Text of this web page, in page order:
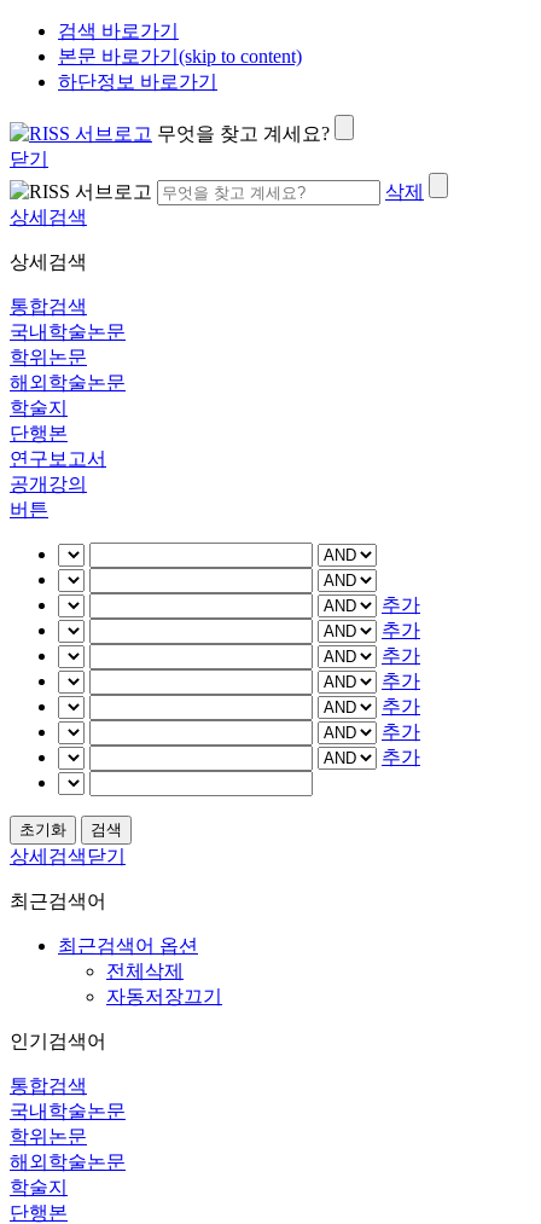
검색 바로가기
본문 바로가기(skip to content)
하단정보 바로가기
무엇을 찾고 계세요?
닫기
삭제
상세검색
상세검색
통합검색
국내학술논문
학위논문
해외학술논문
학술지
단행본
연구보고서
공개강의
버튼
추가
추가
추가
추가
추가
추가
추가
상세검색닫기
최근검색어
최근검색어 옵션
전체삭제
자동저장끄기
인기검색어
통합검색
국내학술논문
학위논문
해외학술논문
학술지
단행본